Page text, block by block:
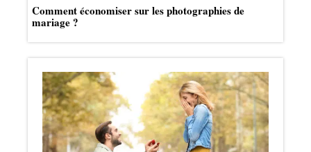
Comment économiser sur les photographies de
mariage ?